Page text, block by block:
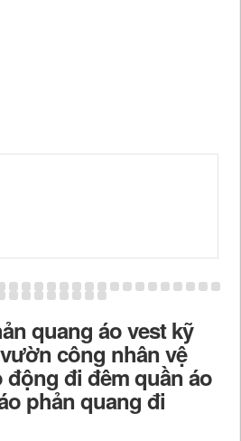
quang áo vest kỹ
công nhân vệ
đi đêm quần áo
phản quang đi